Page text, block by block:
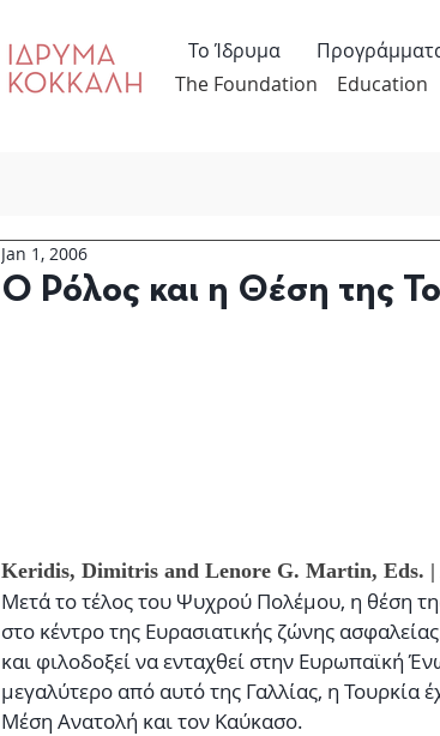
Education
The Foundation
Το Ίδρυμα
Ο Ρόλος και η Θέση της
Jan 1, 2006
Keridis, Dimitris and Lenore G. Martin, Eds. |
Μετά το τέλος του Ψυχρού Πολέμου, η θέση
στο κέντρο της Ευρασιατικής ζώνης
και φιλοδοξεί να ενταχθεί στην Ευρωπαϊκή
μεγαλύτερο από αυτό της Γαλλίας, η
Μέση Ανατολή και τον Καύκασο.